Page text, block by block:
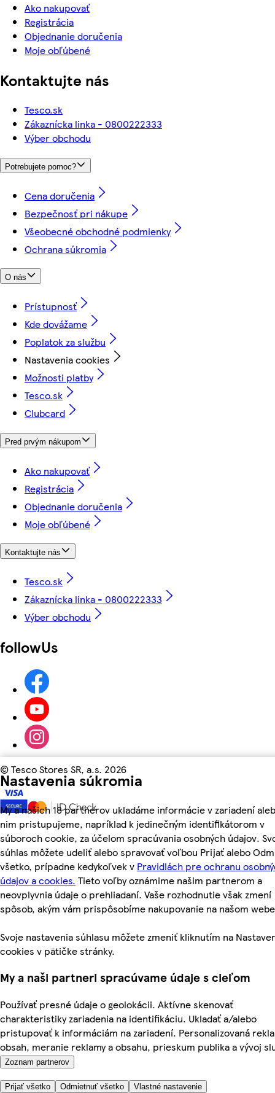
Nastavenia súkromia
My a našich 18 partnerov ukladáme informácie v zariadení
nim pristupujeme, napríklad k jedinečným identifikátorom v
súboroch cookie, za účelom spracúvania osobných údajov.
súhlas môžete udeliť alebo spravovať voľbou Prijať alebo
všetko, prípadne kedykoľvek v Pravidlách pre ochranu
údajov a cookies. Tieto voľby oznámime našim partnerom a
neovplyvnia údaje o prehliadaní. Vaše rozhodnutie však zmení
spôsob, akým vám prispôsobíme nakupovanie na našom
Svoje nastavenia súhlasu môžete zmeniť kliknutím na
cookies v pätičke stránky.
My a naši partneri spracúvame údaje s cieľom
Používať presné údaje o geolokácii. Aktívne skenovať
charakteristiky zariadenia na identifikáciu. Ukladať a/alebo
pristupovať k informáciám na zariadení. Personalizovaná
obsah, meranie reklamy a obsahu, prieskum publika a vývoj
Zoznam partnerov
Prijať všetko Odmietnuť všetko Vlastné nastavenie
Ako nakupovať
Registrácia
Objednanie doručenia
Moje obľúbené
Kontaktujte nás
Tesco.sk
Zákaznícka linka - 0800222333
Výber obchodu
Potrebujete pomoc?
Cena doručenia
Bezpečnosť pri nákupe
Všeobecné obchodné podmienky
Ochrana súkromia
O nás
Prístupnosť
Kde dovážame
Poplatok za službu
Nastavenia cookies
Možnosti platby
Tesco.sk
Clubcard
Pred prvým nákupom
Ako nakupovať
Registrácia
Objednanie doručenia
Moje obľúbené
Kontaktujte nás
Tesco.sk
Zákaznícka linka - 0800222333
Výber obchodu
followUs
©Tesco Stores SR, a.s. 2026